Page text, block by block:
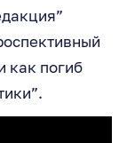
как погиб